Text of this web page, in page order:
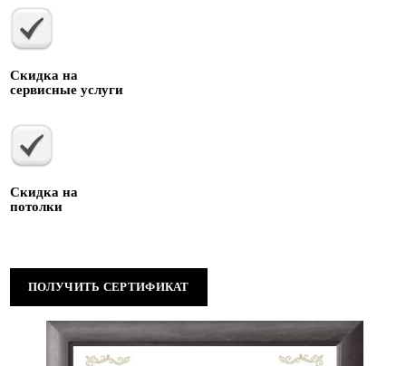
Скидка на
сервисные услуги
Скидка на
потолки
ПОЛУЧИТЬ СЕРТИФИКАТ